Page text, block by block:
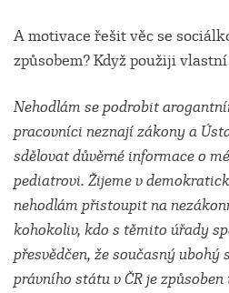
A motivace řešit věc se
způsobem? Když použiji
Nehodlám se podrobit
pracovníci neznají zákony a
sdělovat důvěrné informace o
pediatrovi. Žijeme v
nehodlám přistoupit na
kohokoliv, kdo s těmito úřady
přesvědčen, že současný
právního státu v ČR je